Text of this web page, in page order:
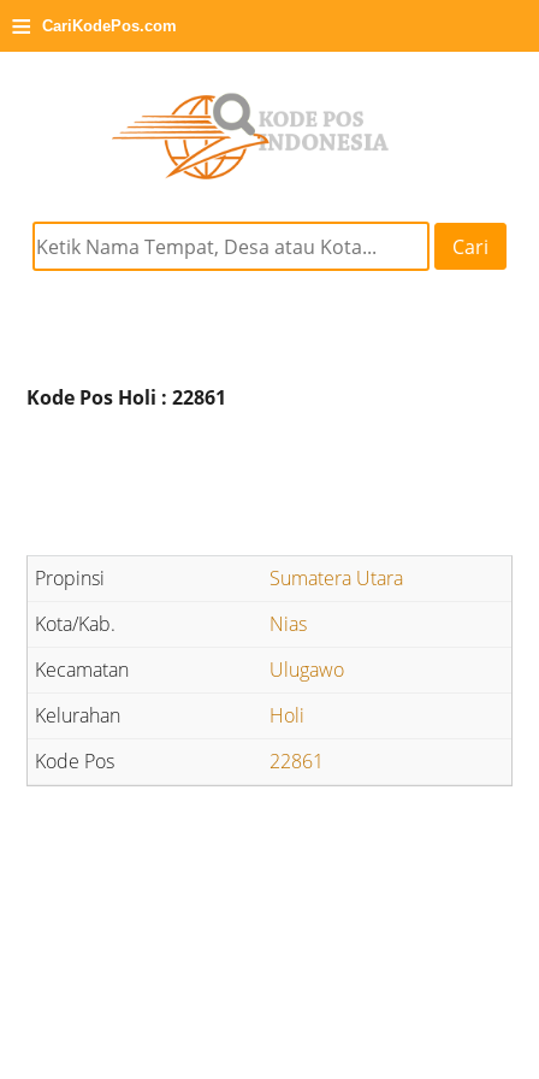
≡ CariKodePos.com
Cari
Kode Pos Holi : 22861
Sumatera Utara
Nias
Ulugawo
Holi
22861